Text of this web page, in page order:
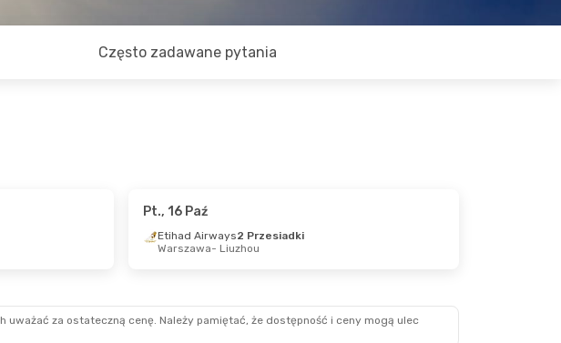
Często zadawane pytania
Pt., 16 Paź
Etihad Airways2 Przesiadki
Warszawa- Liuzhou
za ostateczną cenę. Należy pamiętać, że dostępność i ceny mogą ulec